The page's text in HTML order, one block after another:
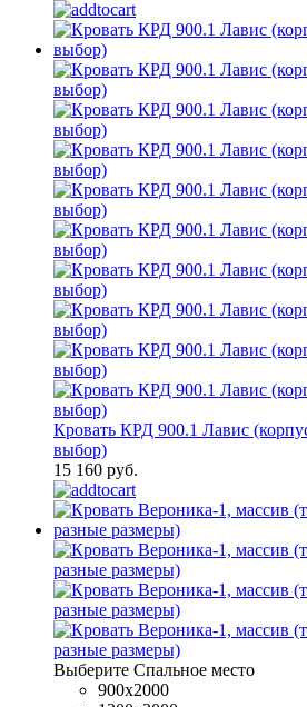
Кровать КРД 900.1 Лавис
выбор)
15 160 руб.
Выберите Спальное место
900x2000